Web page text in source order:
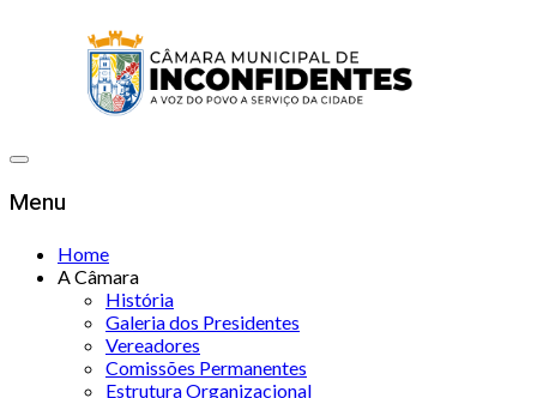
Menu
Home
A Câmara
História
Galeria dos Presidentes
Vereadores
Comissões Permanentes
Estrutura Organizacional